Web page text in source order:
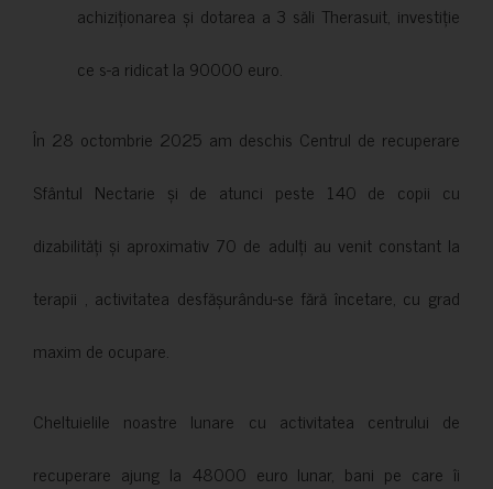
achiziționarea și dotarea a 3 săli Therasuit, investiție
ce s-a ridicat la 90000 euro.
În 28 octombrie 2025 am deschis Centrul de recuperare
Sfântul Nectarie și de atunci peste 140 de copii cu
dizabilități și aproximativ 70 de adulți au venit constant la
terapii , activitatea desfășurându-se fără încetare, cu grad
maxim de ocupare.
Cheltuielile noastre lunare cu activitatea centrului de
recuperare ajung la 48000 euro lunar, bani pe care îi